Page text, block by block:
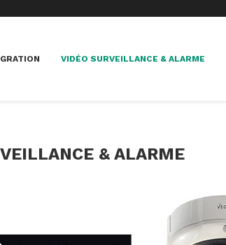
VIDÉO SURVEILLANCE & ALARME
& ALARME